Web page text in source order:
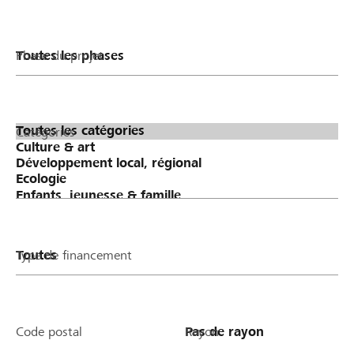
Phase du projet
Catégories
Type de financement
Code postal Rayon